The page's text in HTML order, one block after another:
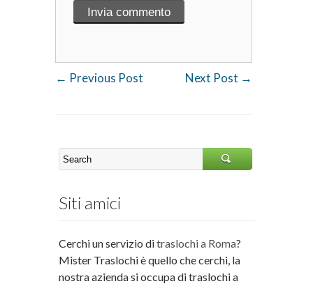
← Previous Post Next Post →
Siti amici
Cerchi un servizio ditraslochi a Roma?
Mister Traslochi è quello che cerchi, la
nostra azienda si occupa di traslochi a